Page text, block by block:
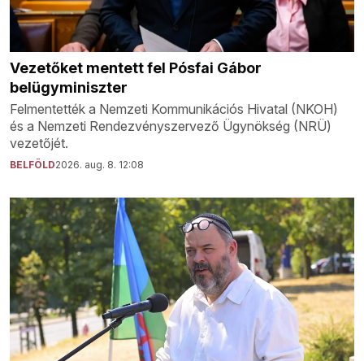
Vezetőket mentett fel Pósfai Gábor
belügyminiszter
Felmentették a Nemzeti Kommunikációs Hivatal (NKOH)
és a Nemzeti Rendezvényszervező Ügynökség (NRÜ)
vezetőjét.
BELFÖLD2026. aug. 8. 12:08